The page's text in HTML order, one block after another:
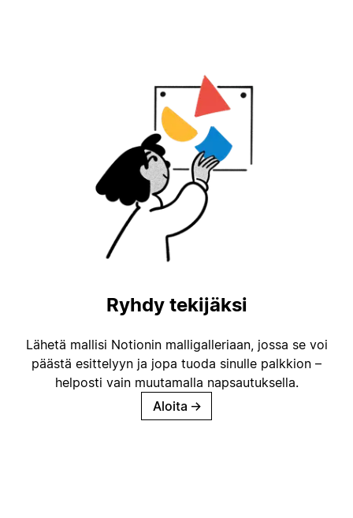
Ryhdy tekijäksi
Lähetä mallisi Notionin malligalleriaan, jossa se voi
päästä esittelyyn ja jopa tuoda sinulle palkkion –
helposti vain muutamalla napsautuksella.
Aloita →